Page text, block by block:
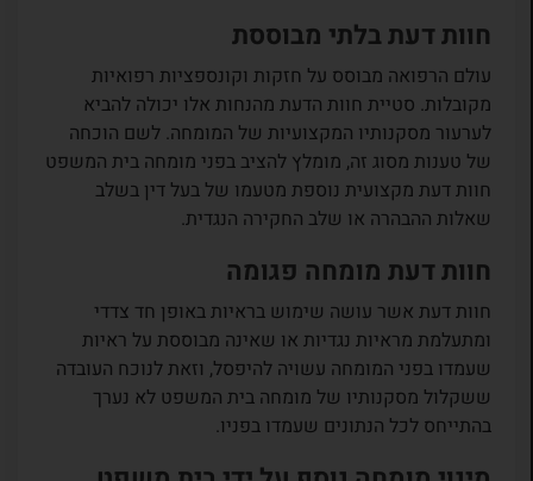
חוות דעת בלתי מבוססת
עולם הרפואה מבוסס על חזקות וקונספציות רפואיות
מקובלות. סטיית חוות הדעת מהנחות אלו יכולה להביא
לערעור מסקנותיו המקצועיות של המומחה. לשם הוכחה
של טענות מסוג זה, מומלץ להציב בפני מומחה בית המשפט
חוות דעת מקצועית נוספת מטעמו של בעל דין בשלב
שאלות ההבהרה או שלב החקירה הנגדית.
חוות דעת מומחה פגומה
חוות דעת אשר עושה שימוש בראיות באופן חד צדדי
ומתעלמת מראיות נגדיות או שאינה מבוססת על ראיות
שעמדו בפני המומחה עשויה להיפסל, וזאת לנוכח העובדה
ששקלול מסקנותיו של מומחה בית המשפט לא נערך
בהתייחס לכל הנתונים שעמדו בפניו.